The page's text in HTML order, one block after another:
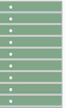
●
●
●
●
●
●
●
●
●